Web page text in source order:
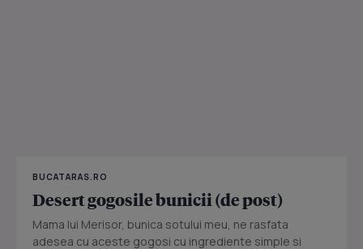
BUCATARAS.RO
Desert gogosile bunicii (de post)
Mama lui Merisor, bunica sotului meu, ne rasfata
adesea cu aceste gogosi cu ingrediente simple si